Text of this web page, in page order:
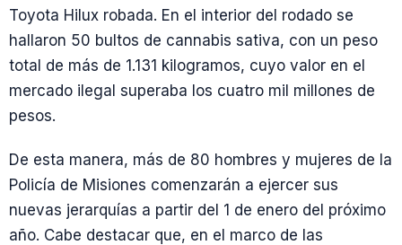
Toyota Hilux robada. En el interior del rodado se
hallaron 50 bultos de cannabis sativa, con un peso
total de más de 1.131 kilogramos, cuyo valor en el
mercado ilegal superaba los cuatro mil millones de
pesos.
De esta manera, más de 80 hombres y mujeres de la
Policía de Misiones comenzarán a ejercer sus
nuevas jerarquías a partir del 1 de enero del próximo
año. Cabe destacar que, en el marco de las